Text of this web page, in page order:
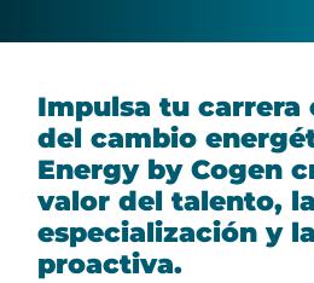
Impulsa tu carrera
del cambio
Energy by Cogen
valor del talento, la
especialización y
proactiva.